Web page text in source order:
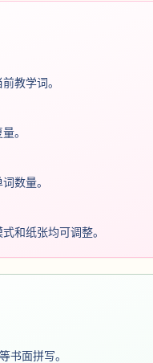
教学词。
。
数量。
和纸张均可调整。
书面拼写。